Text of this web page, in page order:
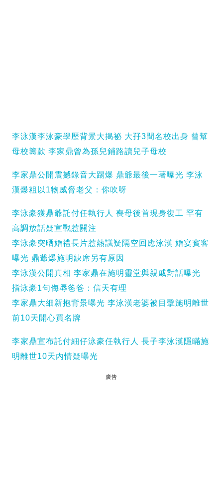
李泳漢李泳豪學歷背景大揭祕 大孖3間名校出身 曾幫
母校籌款 李家鼎曾為孫兒鋪路讀兒子母校
李家鼎公開震撼錄音大踢爆 鼎爺最後一著曝光 李泳
漢爆粗以1物威脅老父：你吹呀
李泳豪獲鼎爺託付任執行人 喪母後首現身復工 罕有
高調放話疑宣戰惹關注
李泳豪突晒婚禮長片惹熱議疑隔空回應泳漢 婚宴賓客
曝光 鼎爺爆施明缺席另有原因
李泳漢公開真相 李家鼎在施明靈堂與親戚對話曝光
指泳豪1句侮辱爸爸：信天有理
李家鼎大細新抱背景曝光 李泳漢老婆被目擊施明離世
前10天開心買名牌
李家鼎宣布託付細仔泳豪任執行人 長子李泳漢隱瞞施
明離世10天內情疑曝光
廣告